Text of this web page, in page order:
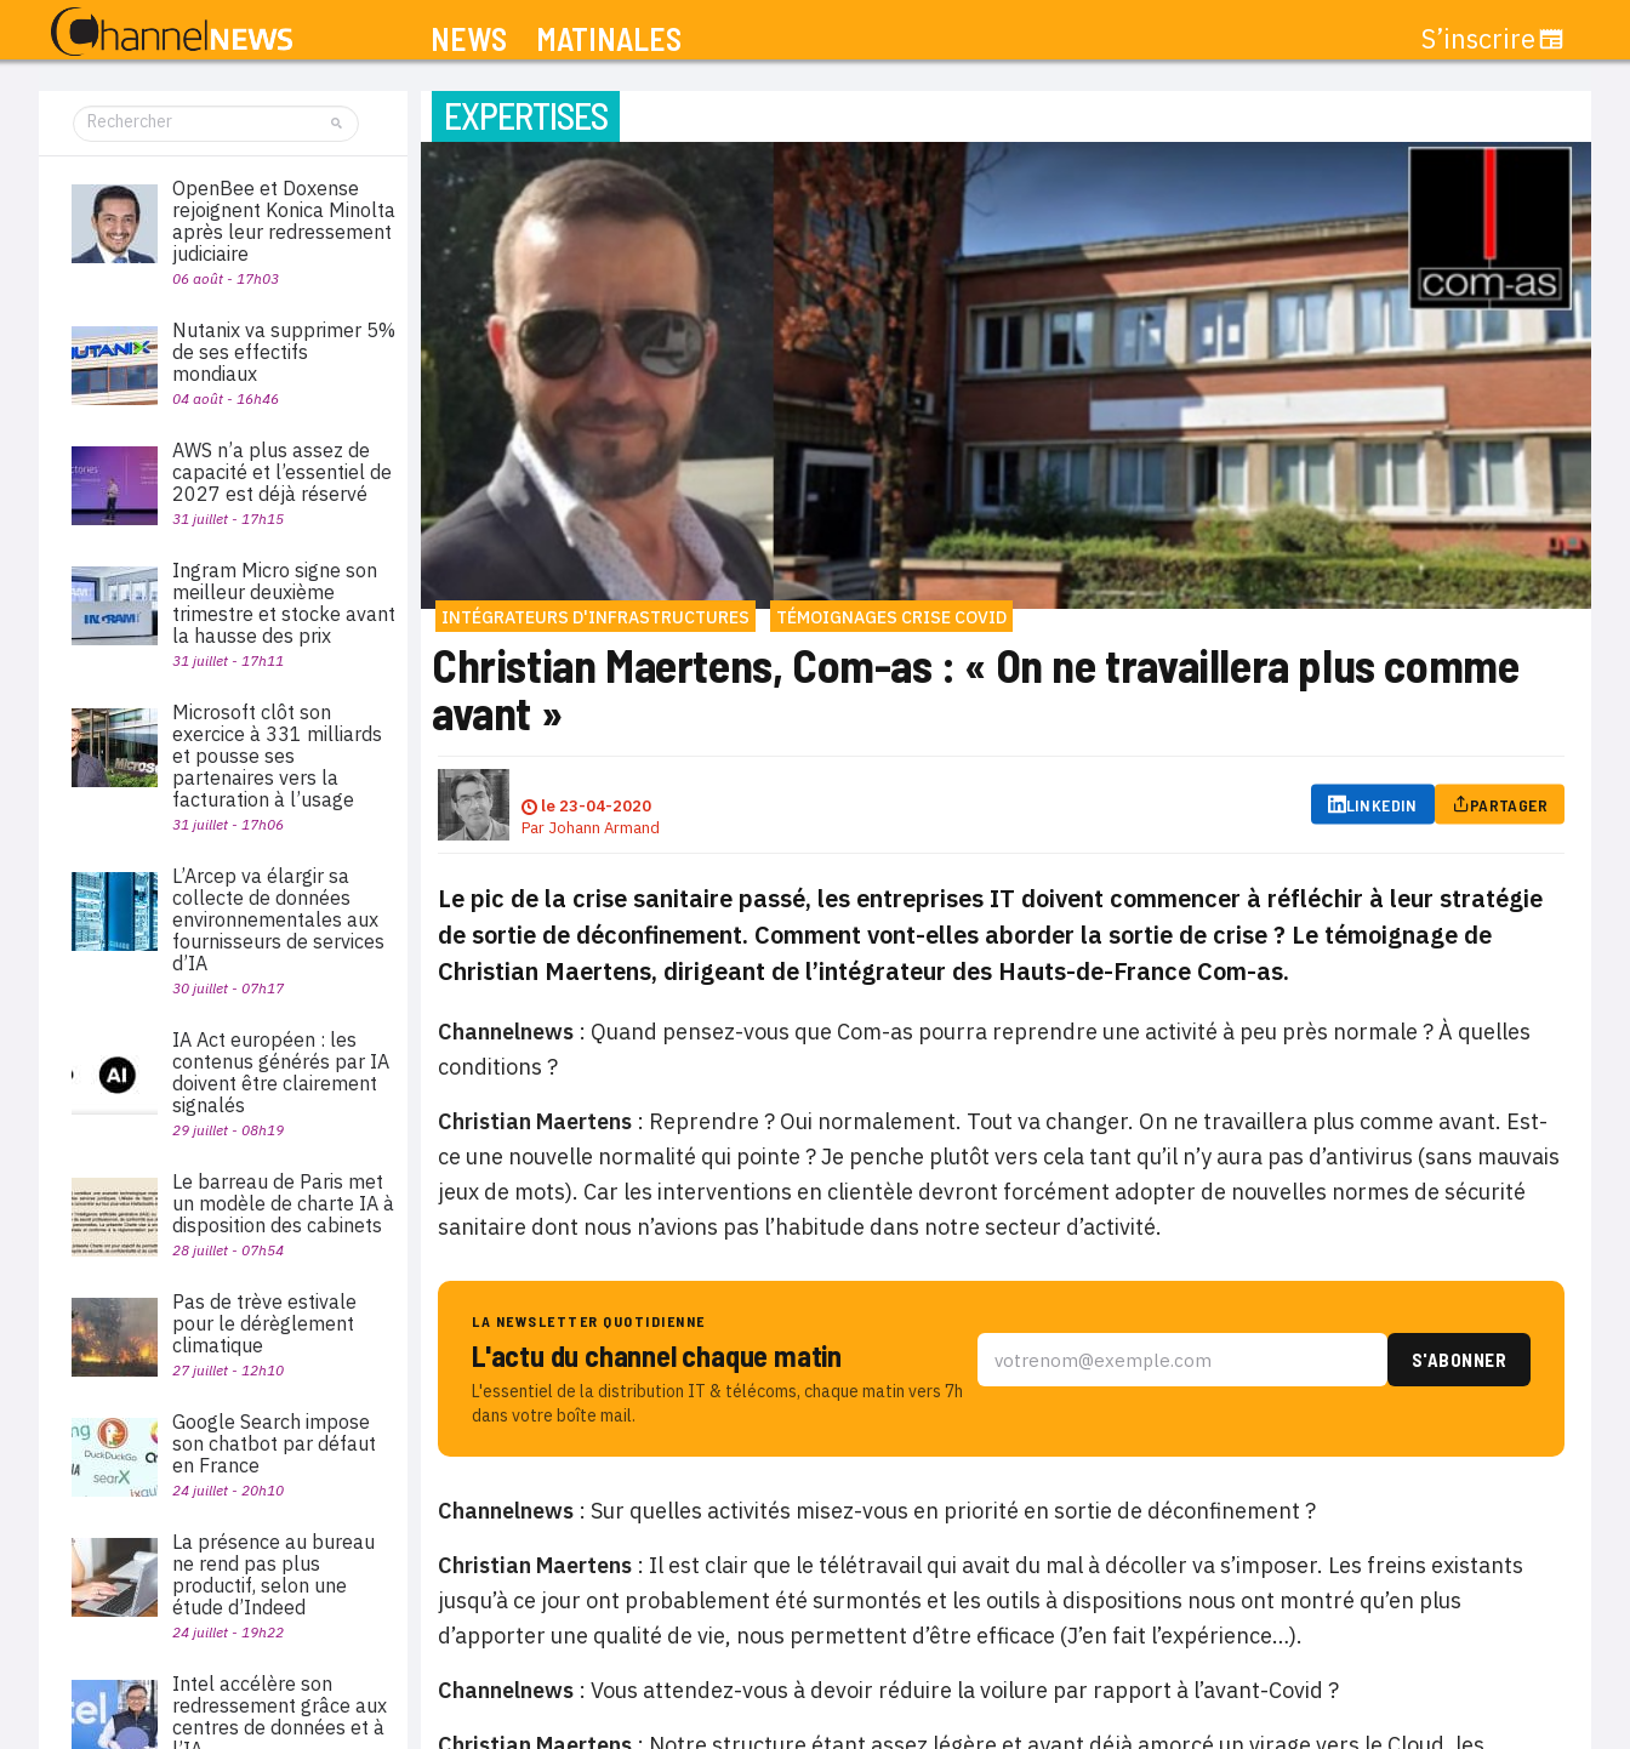
NEWS MATINALES S’inscrire
EXPERTISES
INTÉGRATEURS D'INFRASTRUCTURES TÉMOIGNAGES CRISE COVID
Christian Maertens, Com-as : « On ne travaillera plus comme
avant »
le 23-04-2020
Par Johann Armand
LINKEDIN PARTAGER
Le pic de la crise sanitaire passé, les entreprises IT doivent commencer à réfléchir à leur stratégie
de sortie de déconfinement. Comment vont-elles aborder la sortie de crise ? Le témoignage de
Christian Maertens, dirigeant de l’intégrateur des Hauts-de-France Com-as.
Channelnews : Quand pensez-vous que Com-as pourra reprendre une activité à peu près normale ? À quelles
conditions ?
Christian Maertens : Reprendre ? Oui normalement. Tout va changer. On ne travaillera plus comme avant. Est-
ce une nouvelle normalité qui pointe ? Je penche plutôt vers cela tant qu’il n’y aura pas d’antivirus (sans mauvais
jeux de mots). Car les interventions en clientèle devront forcément adopter de nouvelles normes de sécurité
sanitaire dont nous n’avions pas l’habitude dans notre secteur d’activité.
LA NEWSLETTER QUOTIDIENNE
L'actu du channel chaque matin
L'essentiel de la distribution IT & télécoms, chaque matin vers 7h
dans votre boîte mail.
Channelnews : Sur quelles activités misez-vous en priorité en sortie de déconfinement ?
Christian Maertens : Il est clair que le télétravail qui avait du mal à décoller va s’imposer. Les freins existants
jusqu’à ce jour ont probablement été surmontés et les outils à dispositions nous ont montré qu’en plus
d’apporter une qualité de vie, nous permettent d’être efficace (J’en fait l’expérience…).
Channelnews : Vous attendez-vous à devoir réduire la voilure par rapport à l’avant-Covid ?
OpenBee et Doxense
rejoignent Konica Minolta
après leur redressement
judiciaire
06 août - 17h03
Nutanix va supprimer 5%
de ses effectifs
mondiaux
04 août - 16h46
AWS n’a plus assez de
capacité et l’essentiel de
2027 est déjà réservé
31 juillet - 17h15
Ingram Micro signe son
meilleur deuxième
trimestre et stocke avant
la hausse des prix
31 juillet - 17h11
Microsoft clôt son
exercice à 331 milliards
et pousse ses
partenaires vers la
facturation à l’usage
31 juillet - 17h06
L’Arcep va élargir sa
collecte de données
environnementales aux
fournisseurs de services
d’IA
30 juillet - 07h17
IA Act européen : les
contenus générés par IA
doivent être clairement
signalés
29 juillet - 08h19
Le barreau de Paris met
un modèle de charte IA à
disposition des cabinets
28 juillet - 07h54
Pas de trève estivale
pour le dérèglement
climatique
27 juillet - 12h10
Google Search impose
son chatbot par défaut
en France
24 juillet - 20h10
La présence au bureau
ne rend pas plus
productif, selon une
étude d’Indeed
24 juillet - 19h22
Intel accélère son
redressement grâce aux
centres de données et à